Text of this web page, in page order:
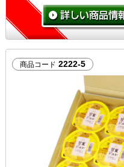
商品コード 2222-5